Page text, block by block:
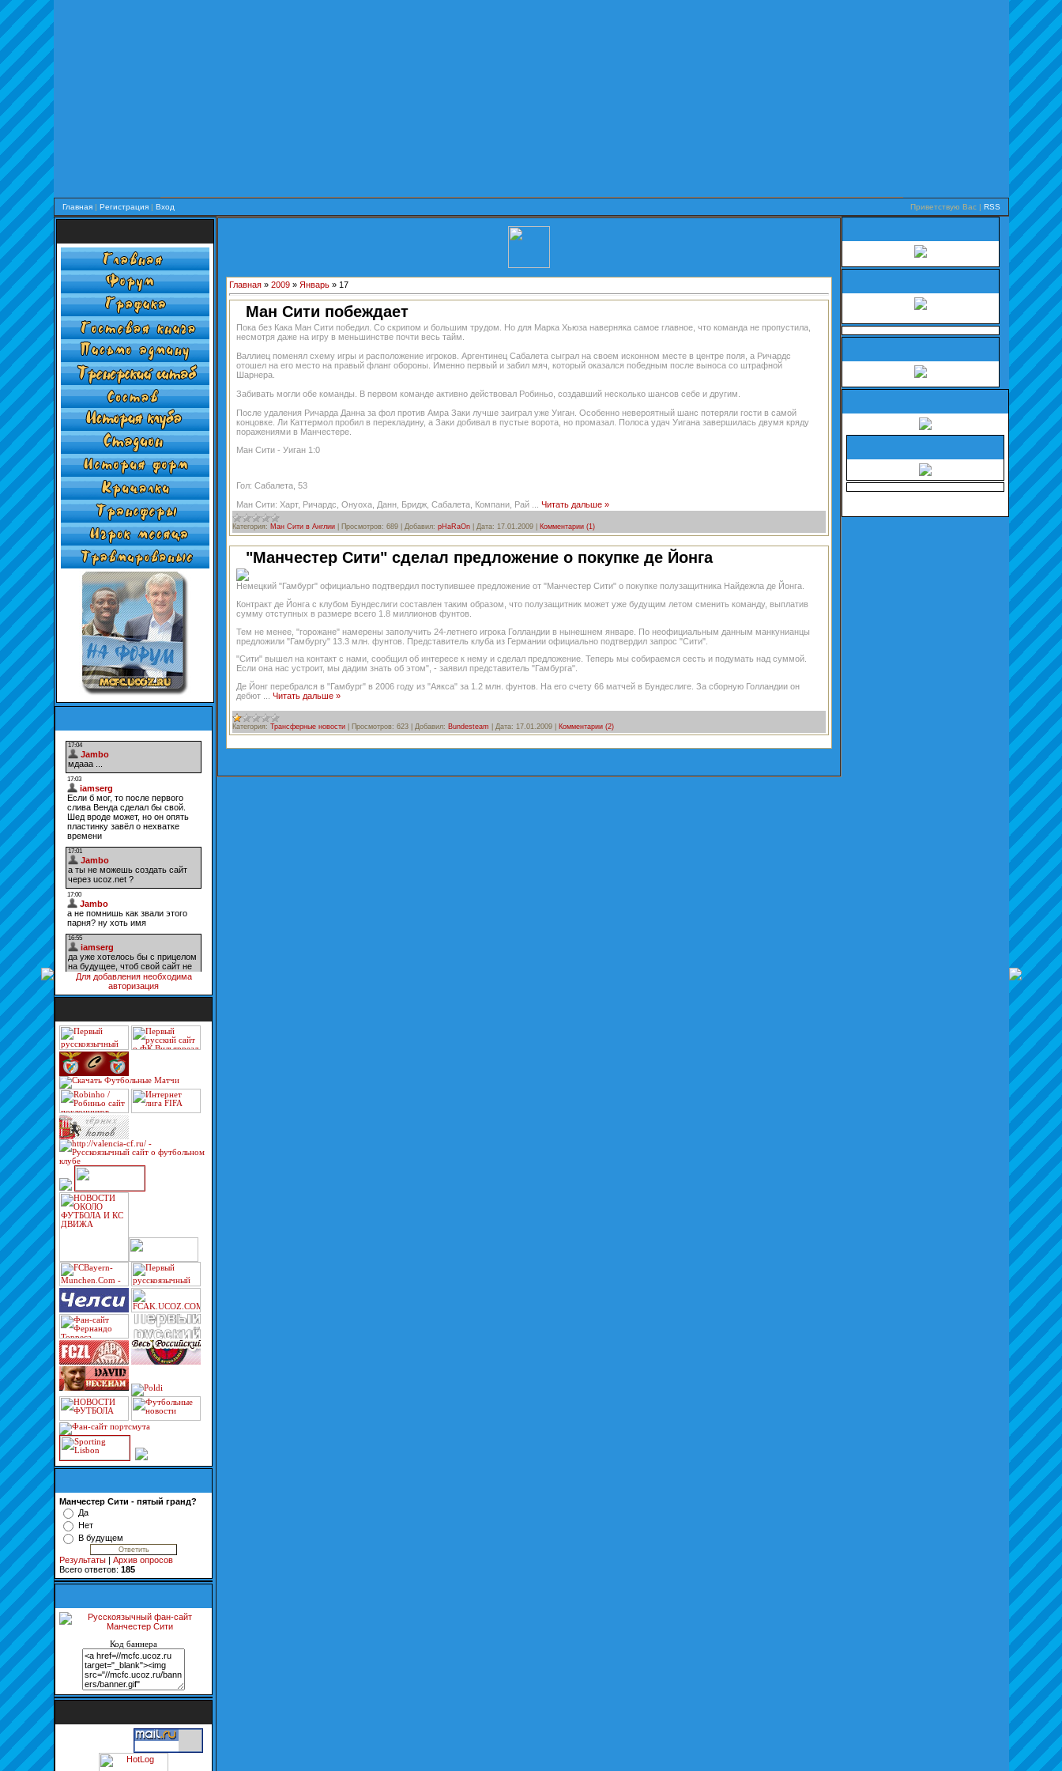
Главная | Регистрация | Вход Приветствую Вас | RSS
Для добавления необходима
авторизация
Манчестер Сити - пятый гранд?
Да
Нет
В будущем
Результаты | Архив опросов
Всего ответов: 185
Код баннера
Главная » 2009 » Январь » 17
Ман Сити побеждает
Пока без Кака Ман Сити победил. Со скрипом и большим трудом. Но для Марка Хьюза наверняка самое главное, что команда не пропустила,
несмотря даже на игру в меньшинстве почти весь тайм.
Валлиец поменял схему игры и расположение игроков. Аргентинец Сабалета сыграл на своем исконном месте в центре поля, а Ричардс
отошел на его место на правый фланг обороны. Именно первый и забил мяч, который оказался победным после выноса со штрафной
Шарнера.
Забивать могли обе команды. В первом команде активно действовал Робиньо, создавший несколько шансов себе и другим.
После удаления Ричарда Данна за фол против Амра Заки лучше заиграл уже Уиган. Особенно невероятный шанс потеряли гости в самой
концовке. Ли Каттермол пробил в перекладину, а Заки добивал в пустые ворота, но промазал. Полоса удач Уигана завершилась двумя кряду
поражениями в Манчестере.
Ман Сити - Уиган 1:0
Гол: Сабалета, 53
Ман Сити: Харт, Ричардс, Онуоха, Данн, Бридж, Сабалета, Компани, Рай
Читать дальше »
Категория: Ман Сити в Англии Просмотров: 689 Добавил: pHaRaOn Дата: 17.01.2009 Комментарии (1)
"Манчестер Сити" сделал предложение о покупке де Йонга
Немецкий "Гамбург" официально подтвердил поступившее предложение от "Манчестер Сити" о покупке полузащитника Найдежла де Йонга.
Контракт де Йонга с клубом Бундеслиги составлен таким образом, что полузащитник может уже будущим летом сменить команду, выплатив
сумму отступных в размере всего 1.8 миллионов фунтов.
Тем не менее, "горожане" намерены заполучить 24-летнего игрока Голландии в нынешнем январе. По неофициальным данным манкунианцы
предложили "Гамбургу" 13.3 млн. фунтов. Представитель клуба из Германии официально подтвердил запрос "Сити".
"Сити" вышел на контакт с нами, сообщил об интересе к нему и сделал предложение. Теперь мы собираемся сесть и подумать над суммой.
Если она нас устроит, мы дадим знать об этом", - заявил представитель "Гамбурга".
Де Йонг перебрался в "Гамбург" в 2006 году из "Аякса" за 1.2 млн. фунтов. На его счету 66 матчей в Бундеслиге. За сборную Голландии он
дебют
Читать дальше »
Категория: Трансферные новости Просмотров: 623 Добавил: Bundesteam Дата: 17.01.2009 Комментарии (2)